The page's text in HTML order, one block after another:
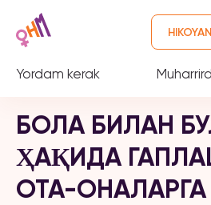
Yordam kerak
БОЛА БИЛАН
ҲАҚИДА
ОТА-ОНАЛАРГА